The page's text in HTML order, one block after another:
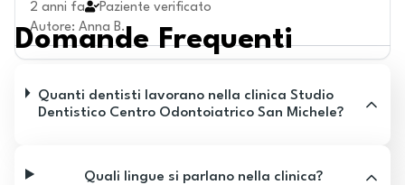
2 anni fa
Paziente verificato
Autore: Anna B.
Domande Frequenti
Quanti dentisti lavorano nella clinica Studio
Dentistico Centro Odontoiatrico San Michele?
Quali lingue si parlano nella clinica?